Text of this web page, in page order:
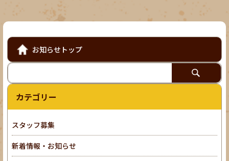
お知らせトップ
カテゴリー
スタッフ募集
新着情報・お知らせ